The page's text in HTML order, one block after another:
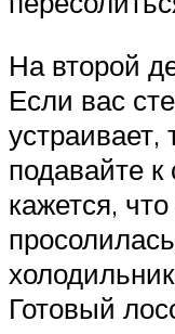
На второй
Если вас
подавайте
кажется,
Готовый